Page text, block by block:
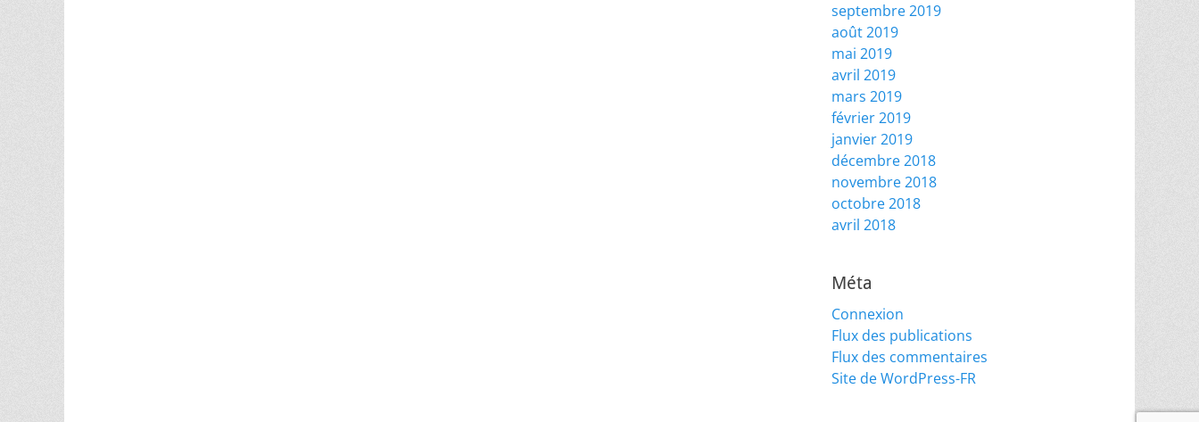
septembre 2019
août 2019
mai 2019
avril 2019
mars 2019
février 2019
janvier 2019
décembre 2018
novembre 2018
octobre 2018
avril 2018
Méta
Connexion
Flux des publications
Flux des commentaires
Site de WordPress-FR